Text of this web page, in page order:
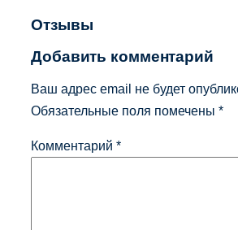
Отзывы
Добавить комментарий
Ваш адрес email не будет
Обязательные поля помечены *
Комментарий *